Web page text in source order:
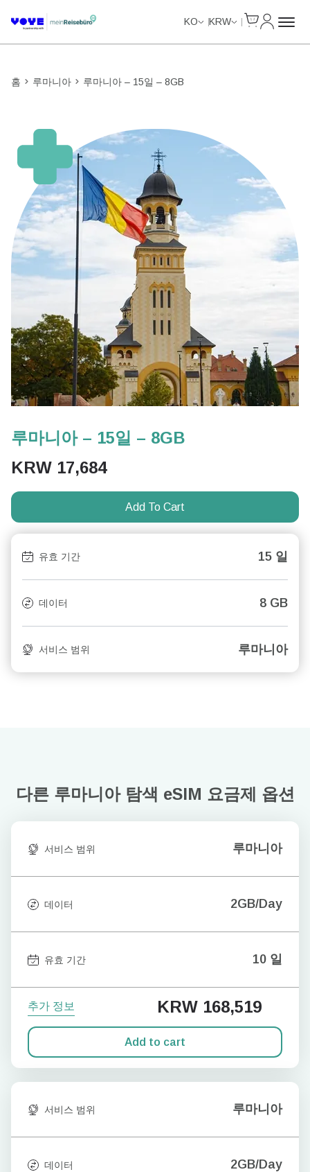
KO KRW
홈 루마니아 루마니아 – 15일 – 8GB
루마니아 – 15일 – 8GB
KRW 17,684
Add To Cart
유효 기간 15 일
데이터 8 GB
서비스 범위 루마니아
다른 루마니아 탐색 eSIM 요금제 옵션
서비스 범위 루마니아
데이터 2GB/Day
유효 기간 10 일
추가 정보 KRW 168,519
Add to cart
서비스 범위 루마니아
데이터 2GB/Day